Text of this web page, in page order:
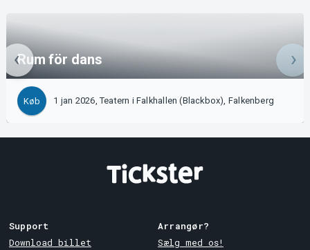
Rum för dans
Køb 1 jan 2026, Teatern i Falkhallen (Blackbox), Falkenberg
Support
Download billet
Arrangør?
Sælg med os!